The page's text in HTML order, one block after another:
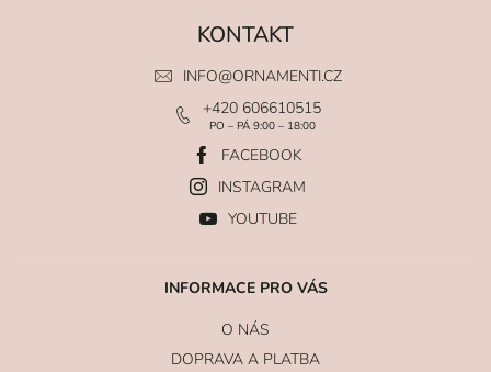
KONTAKT
INFO@ORNAMENTI.CZ
+420 606610515
PO – PÁ 9:00 – 18:00
FACEBOOK
INSTAGRAM
YOUTUBE
INFORMACE PRO VÁS
O NÁS
DOPRAVA A PLATBA